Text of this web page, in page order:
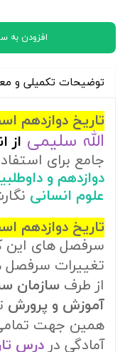
افزودن به
توضیحات تکمیلی و
تاریخ دوازدهم
الله سلیمی از
جامع برای
دوازدهم و
علوم انسانی
تاریخ دوازدهم
سرفصل های این
تغییرات
از طرف سازمان
آموزش و پرورش
همین جهت تمامی
آمادگی در درس